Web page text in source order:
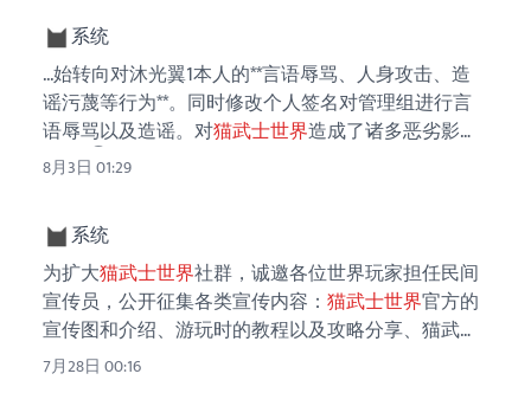
系统
...始转向对沐光翼1本人的**言语辱骂、人身攻击、造
谣污蔑等行为**。同时修改个人签名对管理组进行言
语辱骂以及造谣。对猫武士世界造成了诸多恶劣影
响。 ②处罚结果： 在管理组协商讨论后，决定加大
8月3日 01:29
系统
为扩大猫武士世界社群，诚邀各位世界玩家担任民间
宣传员，公开征集各类宣传内容： 猫武士世界官方的
宣传图和介绍、游玩时的教程以及攻略分享、猫武士
oc短页剧场漫画打卡以及逐帧动画（可使用暑期森林
7月28日 00:16